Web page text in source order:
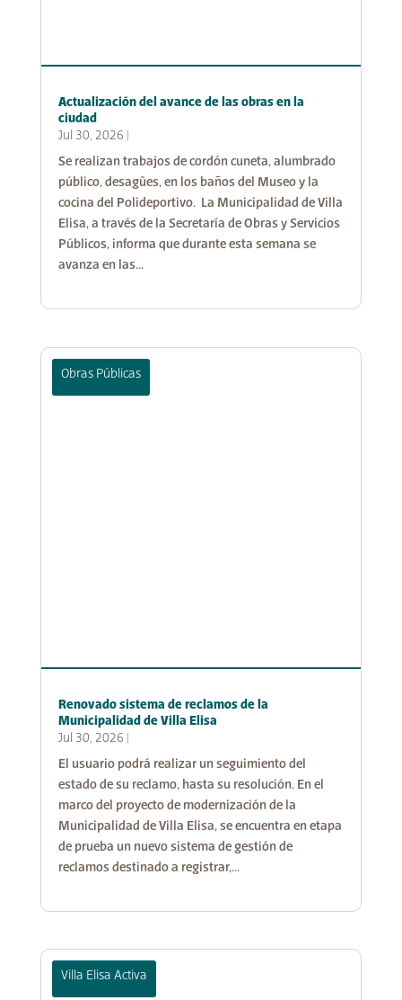
Actualización del avance de las obras en la
ciudad
Jul 30, 2026
Se realizan trabajos de cordón cuneta, alumbrado
público, desagües, en los baños del Museo y la
cocina del Polideportivo. La Municipalidad de Villa
Elisa, a través de la Secretaría de Obras y Servicios
Públicos, informa que durante esta semana se
avanza en las...
Renovado sistema de reclamos de la
Municipalidad de Villa Elisa
Jul 30, 2026
Obras Públicas
El usuario podrá realizar un seguimiento del
estado de su reclamo, hasta su resolución. En el
marco del proyecto de modernización de la
Municipalidad de Villa Elisa, se encuentra en etapa
de prueba un nuevo sistema de gestión de
reclamos destinado a registrar,...
Villa Elisa Activa